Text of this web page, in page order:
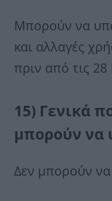
Μπορούν να
και αλλαγές
πριν από τις 28
15) Γενικά
μπορούν να
Δεν μπορούν